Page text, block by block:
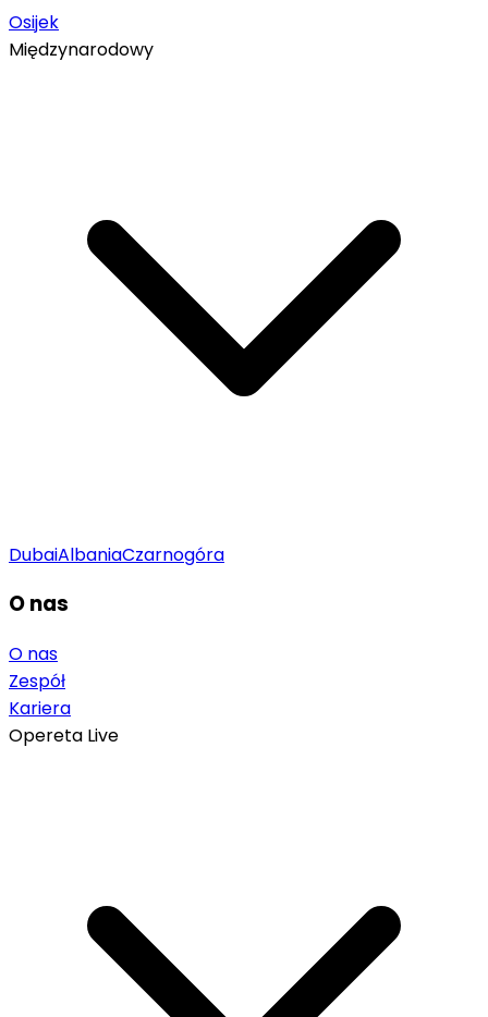
Osijek
Międzynarodowy
DubaiAlbaniaCzarnogóra
O nas
O nas
Zespół
Kariera
Opereta Live